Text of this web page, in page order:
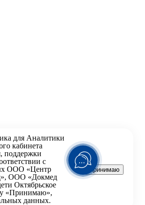
для Аналитики
кабинета
поддержки
с
ООО «Центр
ООО «Докмед
Октябрьское
«Принимаю»,
данных.
Принимаю